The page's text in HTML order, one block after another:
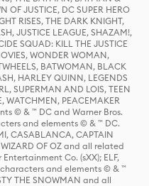
OF JUSTICE, DC SUPER HERO
RISES, THE DARK KNIGHT,
JUSTICE LEAGUE, SHAZAM!,
SQUAD: KILL THE JUSTICE
WONDER WOMAN,
BATWOMAN, BLACK
HARLEY QUINN, LEGENDS
SUPERMAN AND LOIS, TEEN
WATCHMEN, PEACEMAKER
© & ™ DC and Warner Bros.
and elements © & ™ DC.
CASABLANCA, CAPTAIN
WIZARD OF OZ and all related
Co. (sXX); ELF,
and elements © & ™
THE SNOWMAN and all